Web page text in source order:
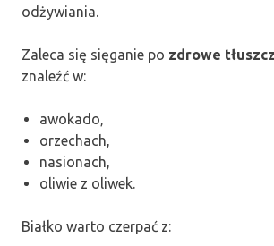
odżywiania.
Zaleca się sięganie po zdrowe
znaleźć w:
awokado,
orzechach,
nasionach,
oliwie z oliwek.
Białko warto czerpać z: